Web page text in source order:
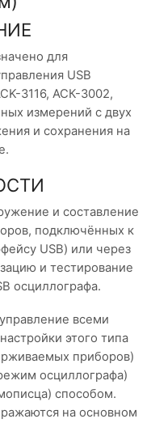
для
USB
3116, АСК-3002,
измерений с двух
и сохранения на
и составление
подключённых к
USB) или через
и тестирование
осциллографа.
всеми
этого типа
приборов)
осциллографа)
способом.
на основном